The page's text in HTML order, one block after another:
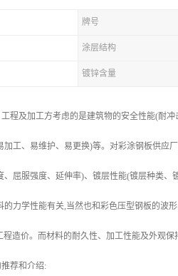
牌号
涂层结构
镀锌含量
程及加工方考虑的是建筑物的安全性能(耐
工、易维护、易更换)等。对彩涂钢板供应
屈服强度、延伸率)、镀层性能(镀层种类、
力学性能有关,当然也和彩色压型钢板的波
造价。而材料的耐久性、加工性能及外观保
荐和介绍: